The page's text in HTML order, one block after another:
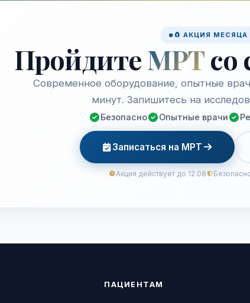
🧲 АКЦИЯ МЕСЯЦА
Пройдите МРТсо
Современное оборудование, опытные
минут. Запишитесь на
Безопасно Опытные врачи
Записаться на МРТ
Акция действует до 12.08
ПАЦИЕНТАМ